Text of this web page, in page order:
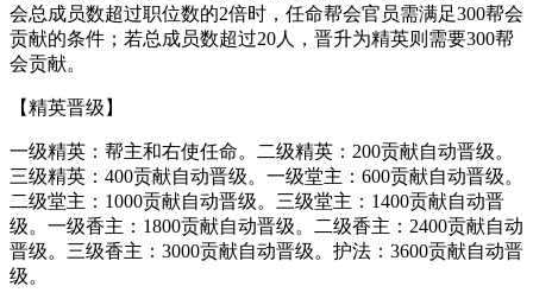
会总成员数超过职位数的2倍时，任命帮会官员需满足300帮会
贡献的条件；若总成员数超过20人，晋升为精英则需要300帮
会贡献。
【精英晋级】
一级精英：帮主和右使任命。二级精英：200贡献自动晋级。
三级精英：400贡献自动晋级。一级堂主：600贡献自动晋级。
二级堂主：1000贡献自动晋级。三级堂主：1400贡献自动晋
级。一级香主：1800贡献自动晋级。二级香主：2400贡献自动
晋级。三级香主：3000贡献自动晋级。护法：3600贡献自动晋
级。